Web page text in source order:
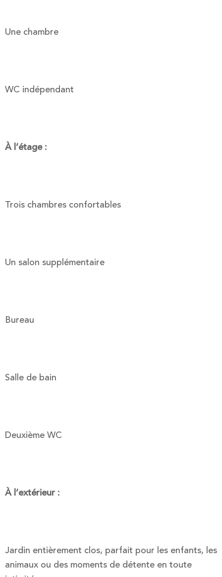
Une chambre
WC indépendant
À l’étage :
Trois chambres confortables
Un salon supplémentaire
Bureau
Salle de bain
Deuxième WC
À l’extérieur :
Jardin entièrement clos, parfait pour les enfants, les
animaux ou des moments de détente en toute